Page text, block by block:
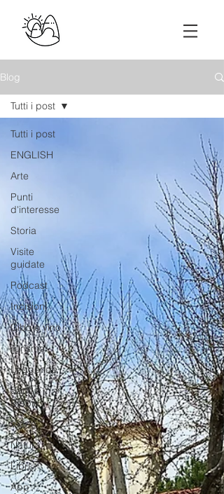
Blog
Tutti i post
ENGLISH
Arte
Punti
d'interesse
Storia
Visite
guidate
Podcast
Incisioni
Cibo e vino
Turismo
Leggende
Santi e
Bibbia
Video
Natura
Libri
App
Tutti i post